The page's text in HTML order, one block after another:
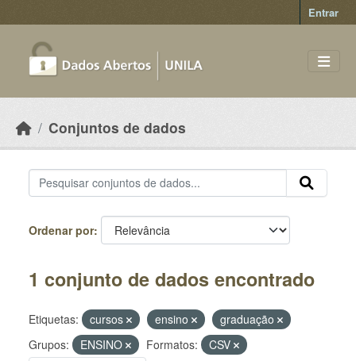
Entrar
Conjuntos de dados
Ordenar por
1 conjunto de dados encontrado
Etiquetas: cursos ensino
graduação
Grupos:
ENSINO Formatos:
CSV